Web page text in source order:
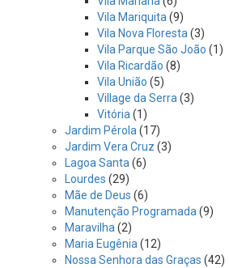
Vila Mariquita (9)
Vila Nova Floresta (3)
Vila Parque São João (1)
Vila Ricardão (8)
Vila União (5)
Village da Serra (3)
Vitória (1)
Jardim Pérola (17)
Jardim Vera Cruz (3)
Lagoa Santa (6)
Lourdes (29)
Mãe de Deus (6)
Manutenção Programada (9)
Maravilha (2)
Maria Eugênia (12)
Nossa Senhora das Graças (42)